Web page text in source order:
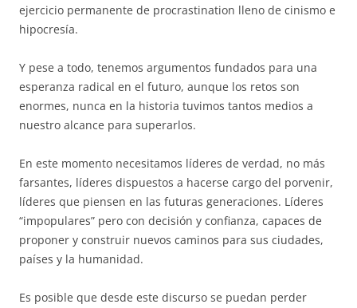
ejercicio permanente de procrastination lleno de cinismo e
hipocresía.
Y pese a todo, tenemos argumentos fundados para una
esperanza radical en el futuro, aunque los retos son
enormes, nunca en la historia tuvimos tantos medios a
nuestro alcance para superarlos.
En este momento necesitamos líderes de verdad, no más
farsantes, líderes dispuestos a hacerse cargo del porvenir,
líderes que piensen en las futuras generaciones. Líderes
“impopulares” pero con decisión y confianza, capaces de
proponer y construir nuevos caminos para sus ciudades,
países y la humanidad.
Es posible que desde este discurso se puedan perder